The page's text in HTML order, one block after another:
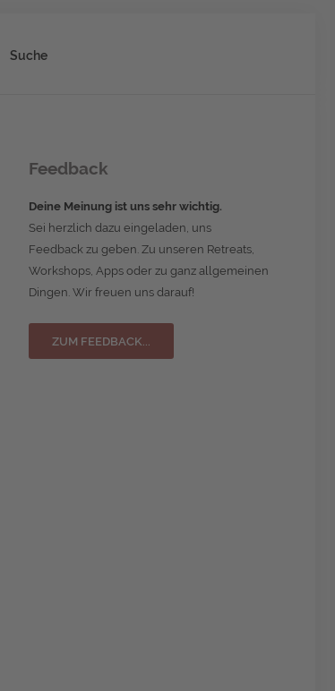
Suche
Feedback
Deine Meinung ist uns sehr wichtig.
Sei herzlich dazu eingeladen, uns
Feedback zu geben. Zu unseren Retreats,
Workshops, Apps oder zu ganz allgemeinen
Dingen. Wir freuen uns darauf!
ZUM FEEDBACK...